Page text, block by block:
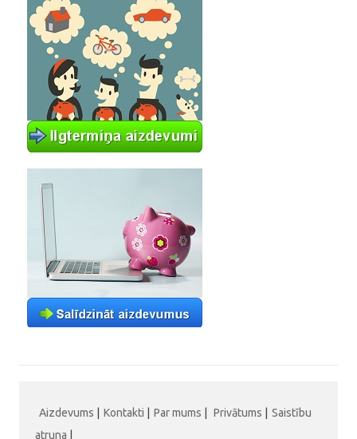
Aizdevums Kontakti Par mums Privātums
Saistību
atruna